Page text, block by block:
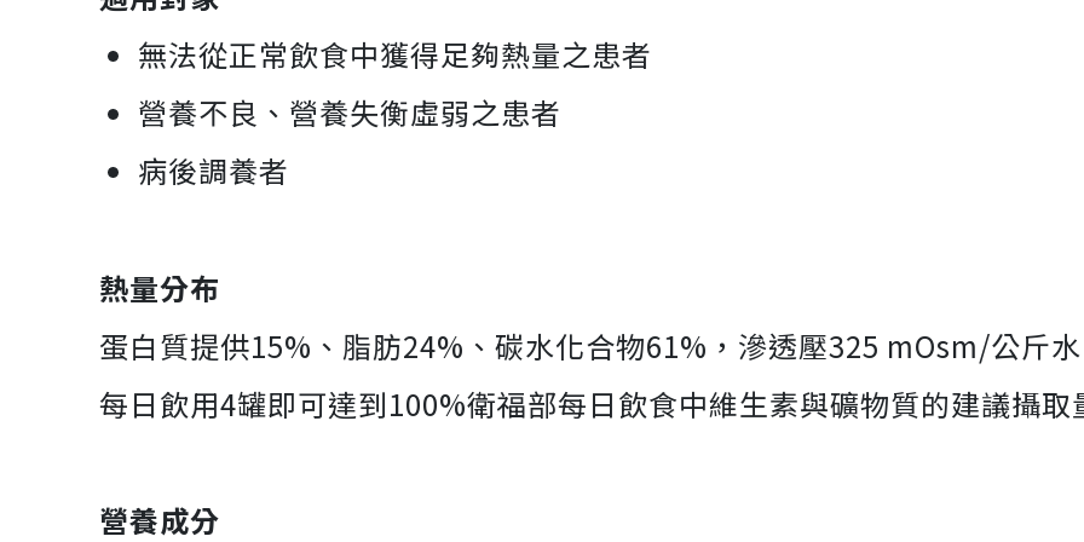
無法從正常飲食中獲得足夠熱量之患者
營養不良、營養失衡虛弱之患者
病後調養者
熱量分布
蛋白質提供15%、脂肪24%、碳水化合物61%，滲透壓325 mOsm/公斤
每日飲用4罐即可達到100%衛福部每日飲食中維生素與礦物質的建議攝
營養成分